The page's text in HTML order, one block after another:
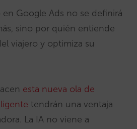
en Google Ads no se definirá
sino por quién entiende
viajero y optimiza su
esta nueva ola de
tendrán una ventaja
La IA no viene a